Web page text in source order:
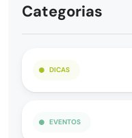
Categorias
DICAS
EVENTOS